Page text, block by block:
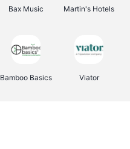
Bax Music Martin's Hotels
Bamboo Basics Viator